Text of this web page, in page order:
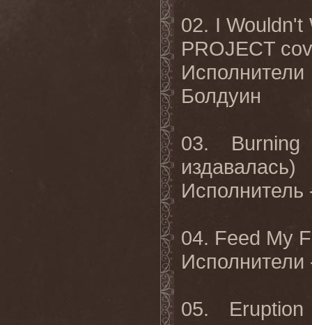
02. I Wouldn't
PROJECT
Исполнители
Болдуин
03. Burning
издавалась)
04. Feed My
Исполнители
05. Eruption